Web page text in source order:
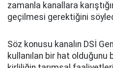
zamanla kanallara
geçilmesi gerektiğini
Söz konusu kanalın DSİ
kullanılan bir hat